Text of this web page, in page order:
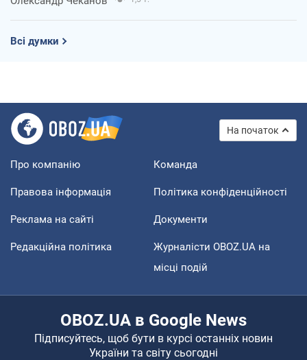
Всі думки
На початок
Про компанію Команда
Правова інформація Політика конфіденційності
Реклама на сайті Документи
Редакційна політика
Журналісти OBOZ.UA на
місці подій
OBOZ.UA в Google News
Підписуйтесь, щоб бути в курсі останніх новин
України та світу сьогодні